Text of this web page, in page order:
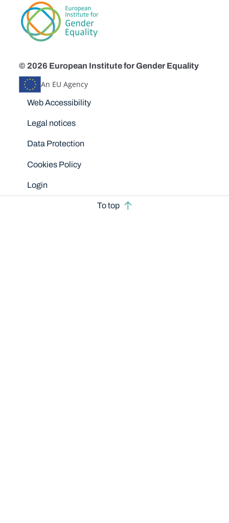
© 2026 European Institute for Gender Equality
An EU Agency
Disclaimers
Web Accessibility
Legal notices
Data Protection
Cookies Policy
Login
To top